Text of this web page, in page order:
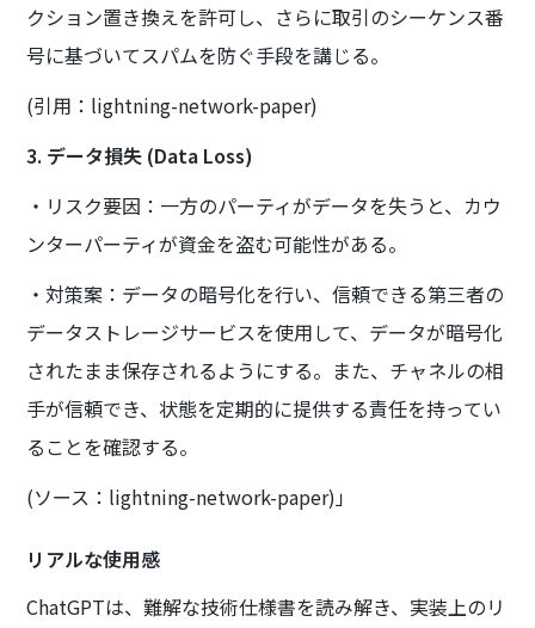
クション置き換えを許可し、さらに取引のシーケンス番
号に基づいてスパムを防ぐ手段を講じる。
(引用：lightning-network-paper)
3. データ損失 (Data Loss)
・リスク要因：一方のパーティがデータを失うと、カウ
ンターパーティが資金を盗む可能性がある。
・対策案：データの暗号化を行い、信頼できる第三者の
データストレージサービスを使用して、データが暗号化
されたまま保存されるようにする。また、チャネルの相
手が信頼でき、状態を定期的に提供する責任を持ってい
ることを確認する。
(ソース：lightning-network-paper)」
リアルな使用感
ChatGPTは、難解な技術仕様書を読み解き、実装上のリ